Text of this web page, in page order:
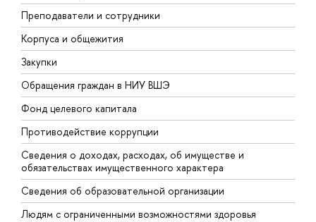
Преподаватели и сотрудники
Корпуса и общежития
Закупки
Обращения граждан в НИУ ВШЭ
Фонд целевого капитала
Противодействие коррупции
Сведения о доходах, расходах, об имуществе и
обязательствах имущественного характера
Сведения об образовательной организации
Людям с ограниченными возможностями здоровья